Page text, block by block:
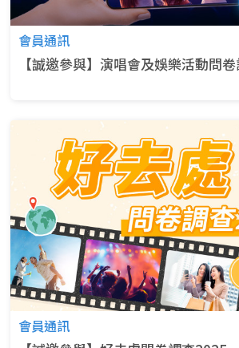
會員通訊
【誠邀參與】演唱會及娛樂活動問
會員通訊